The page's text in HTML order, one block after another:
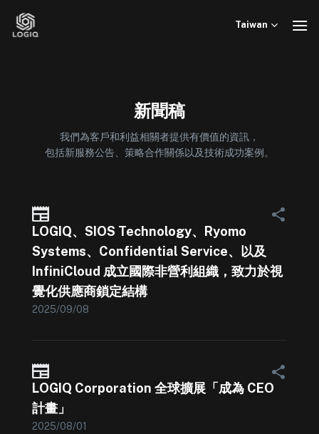
Taiwan
新聞稿
我們為客戶和利益相關者提供有價值的資訊，
包括新服務公告、策略合作關係以及技術成功案例。
LOGIQ、SIOS Technology、Ryomo
Systems、Confidential Service、以及
InfiniCloud 成立國際非營利組織，致力於視
覺化供應商鎖定結構
2025/09/08
LOGIQ Corporation 全球擴展「成為 CEO
計畫」
2025/08/01